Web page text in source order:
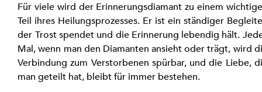
Für viele wird der Erinnerungsdiamant zu einem
Teil ihres Heilungsprozesses. Er ist ein ständiger
der Trost spendet und die Erinnerung lebendig hält.
Mal, wenn man den Diamanten ansieht oder trägt, wird
Verbindung zum Verstorbenen spürbar, und die Liebe,
man geteilt hat, bleibt für immer bestehen.